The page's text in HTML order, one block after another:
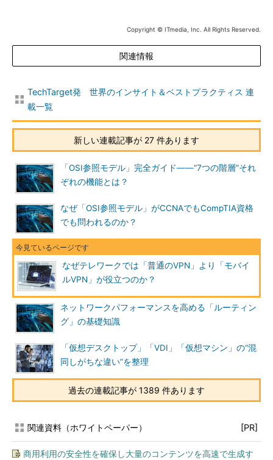
Copyright © ITmedia, Inc. All Rights Reserved.
関連情報
TechTarget発 世界のインサイト＆ベストプラクティス 連
載一覧
新しい連載記事が 27 件あります
「OSI参照モデル」完全ガイド――“7つの階層”それ
ぞれの機能とは？
なぜ「OSI参照モデル」がCCNAでもCompTIA資格
でも問われるのか？
なぜテレワークでは「普通のVPN」より「モバイ
ルVPN」が役立つのか？
ネットワークパフォーマンスを高める「ルーティン
グ」の基礎知識
「仮想デスクトップ」「VDI」「仮想マシン」の“混
同しがちな違い”を整理
過去の連載記事が 1389 件あります
関連資料（ホワイトペーパー） [PR]
商用利用の安全性を確保し大量のコンテンツを高速で生成す